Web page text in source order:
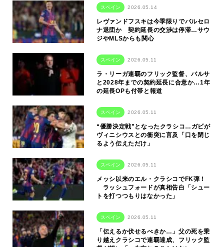
スペイン 2026.05.14
レヴァンドフスキは今季限りでバルセロ
ナ退団か 契約延長の交渉は停滞…サウ
ジやMLSからも関心
スペイン 2026.05.11
ラ・リーガ連覇のフリック監督、バルサ
と2028年までの契約延長に合意か…1年
の延長OPも付帯と報道
スペイン 2026.05.11
“優勝決定戦”となったクラシコ…ガビが
ヴィニシウスとの衝突に言及「口を閉じ
るよう伝えただけ」
スペイン 2026.05.11
メッシ以来のエル・クラシコでFK弾！
ラッシュフォードが真相告白「シュー
トを打つつもりはなかった」
スペイン 2026.05.11
「伝えるか伏せるべきか…」父の死を乗
り越えクラシコで連覇達成、フリック監